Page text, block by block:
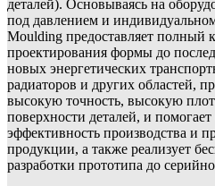
деталей). Основываясь на
под давлением и
Moulding предоставляет полный
проектирования формы до
новых энергетических
радиаторов и других областей,
высокую точность, высокую
поверхности деталей, и
эффективность производства и
продукции, а также реализует
разработки прототипа до